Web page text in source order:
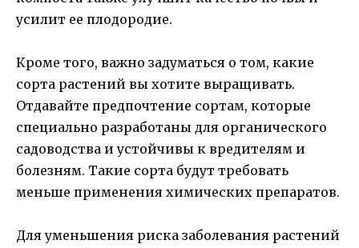
усилит ее плодородие.
Кроме того, важно задуматься о том, какие
сорта растений вы хотите выращивать.
Отдавайте предпочтение сортам, которые
специально разработаны для органического
садоводства и устойчивы к вредителям и
болезням. Такие сорта будут требовать
меньше применения химических препаратов.
Для уменьшения риска заболевания растений